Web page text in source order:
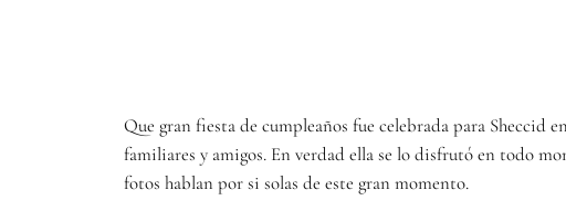
Que gran fiesta de cumpleaños fue celebrada para Sheccid
familiares y amigos. En verdad ella se lo disfrutó en todo
fotos hablan por si solas de este gran momento.